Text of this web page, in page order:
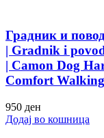
Градник и
| Gradnik i
| Camon Dog
Comfort
950 ден
Додај во кошница